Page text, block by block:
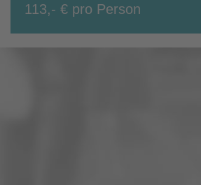
113,- € pro Person